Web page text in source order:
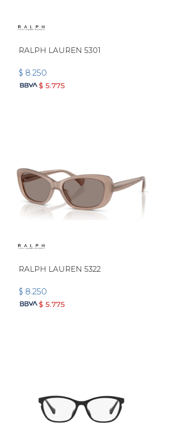
RALPH LAUREN 5301
$ 8.250
$ 5.775
RALPH LAUREN 5322
$ 8.250
$ 5.775